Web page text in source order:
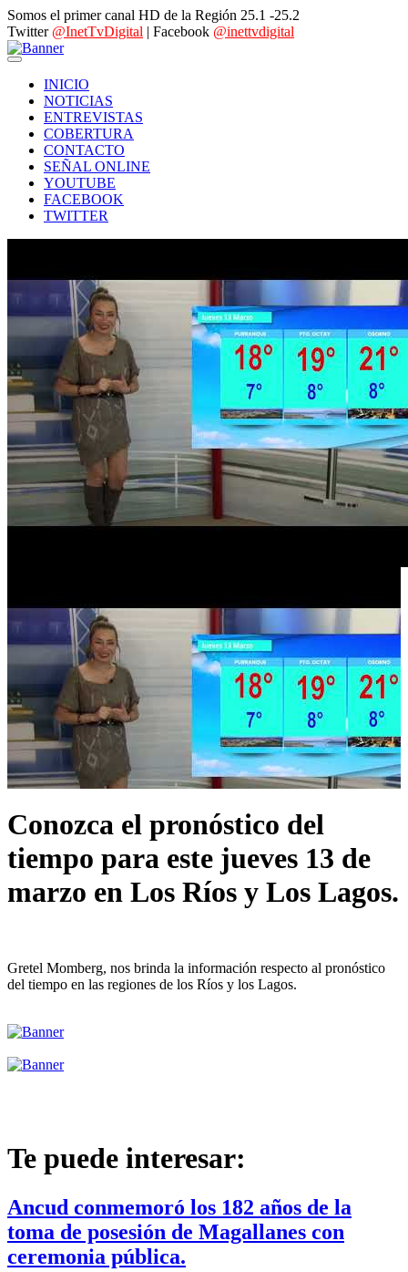
Somos el primer canal HD de la Región 25.1 -25.2
Twitter @InetTvDigital | Facebook @inettvdigital
INICIO
NOTICIAS
ENTREVISTAS
COBERTURA
CONTACTO
SEÑAL ONLINE
YOUTUBE
FACEBOOK
TWITTER
Conozca el pronóstico del
tiempo para este jueves 13 de
marzo en Los Ríos y Los Lagos.
Gretel Momberg, nos brinda la información respecto al pronóstico
del tiempo en las regiones de los Ríos y los Lagos.
Te puede interesar:
Ancud conmemoró los 182 años de la
toma de posesión de Magallanes con
ceremonia pública.